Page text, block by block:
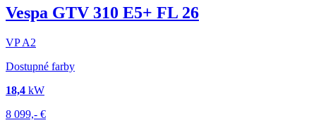
Vespa GTV 310 E5+ FL 26
VPA2
Dostupné farby
18,4 kW
8 099,- €